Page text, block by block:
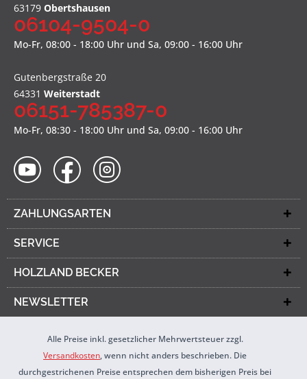
63179 Obertshausen
06104-9504-0
Mo-Fr, 08:00 - 18:00 Uhr und Sa, 09:00 - 16:00 Uhr
Gutenbergstraße 20
64331 Weiterstadt
06151-785387-0
Mo-Fr, 08:30 - 18:00 Uhr und Sa, 09:00 - 16:00 Uhr
ZAHLUNGSARTEN
SERVICE
HOLZLAND BECKER
NEWSLETTER
Alle Preise inkl. gesetzlicher Mehrwertsteuer zzgl.
Versandkosten, wenn nicht anders beschrieben. Die
durchgestrichenen Preise entsprechen dem bisherigen Preis bei